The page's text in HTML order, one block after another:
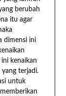
berubah
itu agar
dimensi ini
kenaikan
yang terjadi.
untuk